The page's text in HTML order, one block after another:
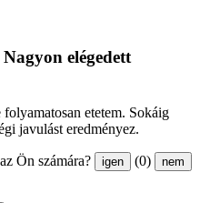
elégedett
etetem. Sokáig
javulást eredményez.
Ön számára? igen (0) nem